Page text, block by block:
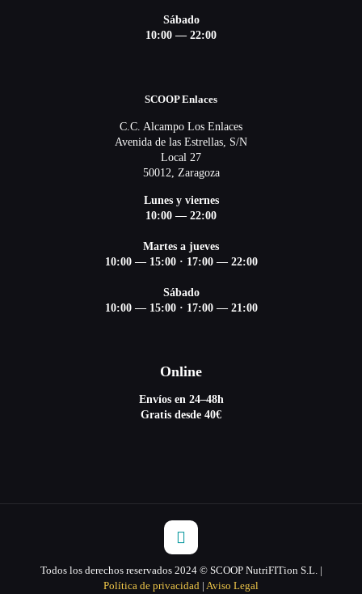
Sábado
10:00 — 22:00
SCOOP Enlaces
C.C. Alcampo Los Enlaces
Avenida de las Estrellas, S/N
Local 27
50012, Zaragoza
Lunes y viernes
10:00 — 22:00
Martes a jueves
10:00 — 15:00· 17:00 — 22:00
Sábado
10:00 — 15:00· 17:00 — 21:00
Online
Envíos en 24–48h
Gratis desde 40€
Todos los derechos reservados 2024 © SCOOP NutriFITion S.L. |
Política de privacidad | Aviso Legal